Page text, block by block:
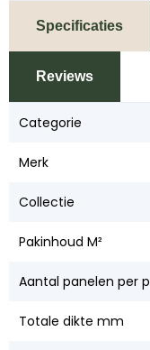
Specificaties
Reviews
Categorie
Merk
Collectie
Pakinhoud M²
Aantal panelen per
Totale dikte mm